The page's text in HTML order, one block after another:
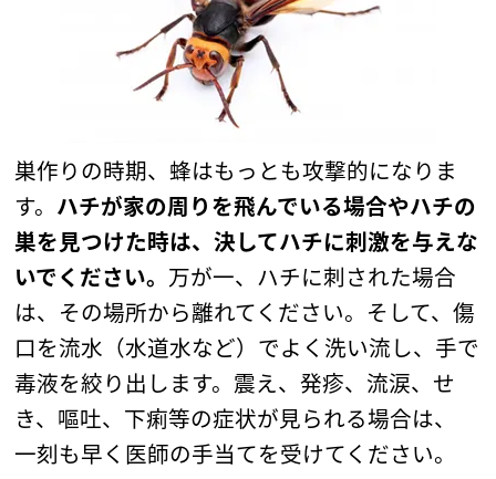
巣作りの時期、蜂はもっとも攻撃的になりま
す。 ハチが家の周りを飛んでいる場合やハチの
巣を見つけた時は、決してハチに刺激を与えな
いでください。 万が一、ハチに刺された場合
は、その場所から離れてください。そして、傷
口を流水（水道水など）でよく洗い流し、手で
毒液を絞り出します。震え、発疹、流涙、せ
き、嘔吐、下痢等の症状が見られる場合は、
一刻も早く医師の手当てを受けてください。